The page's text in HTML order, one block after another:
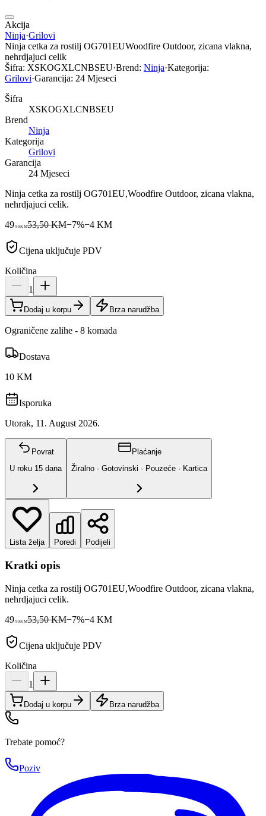
Akcija
Ninja·Grilovi
Ninja cetka za rostilj OG701EUWoodfire Outdoor, zicana vlakna,
nehrdjajuci celik
Šifra: XSKOGXLCNBSEU·Brend: Ninja·Kategorija:
Grilovi·Garancija: 24 Mjeseci
Šifra
XSKOGXLCNBSEU
Brend
Ninja
Kategorija
Grilovi
Garancija
24 Mjeseci
Ninja cetka za rostilj OG701EU,Woodfire Outdoor, zicana vlakna,
nehrdjajuci celik.
49 90KM53,50 KM−7%−4KM
Cijena uključuje PDV
Količina
1
Dodaj u korpu Brza narudžba
Ograničene zalihe - 8 komada
Dostava
10 KM
Isporuka
Utorak, 11. August 2026.
Povrat
U roku 15 dana
Plaćanje
Žiralno · Gotovinski · Pouzeće · Kartica
Lista želja Poredi Podijeli
Kratki opis
Ninja cetka za rostilj OG701EU,Woodfire Outdoor, zicana vlakna,
nehrdjajuci celik.
49 90KM53,50 KM−7%−4KM
Cijena uključuje PDV
Količina
1
Dodaj u korpu Brza narudžba
Trebate pomoć?
Poziv